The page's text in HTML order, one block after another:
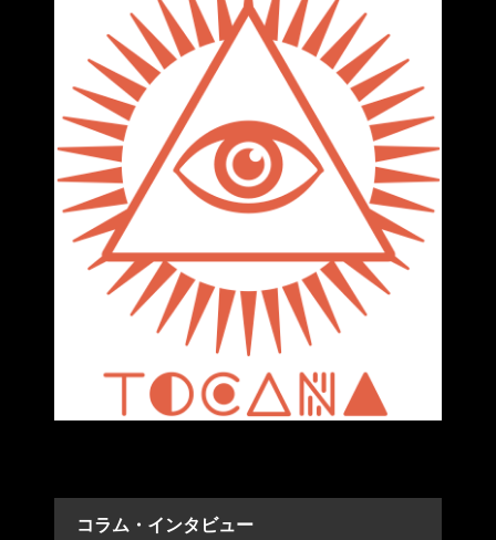
コラム・インタビュー